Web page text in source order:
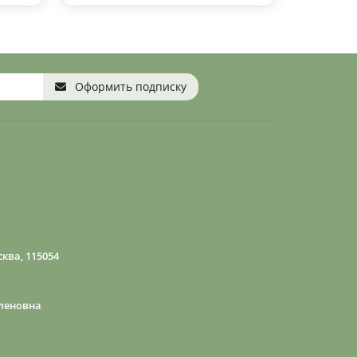
Оформить подписку
115054